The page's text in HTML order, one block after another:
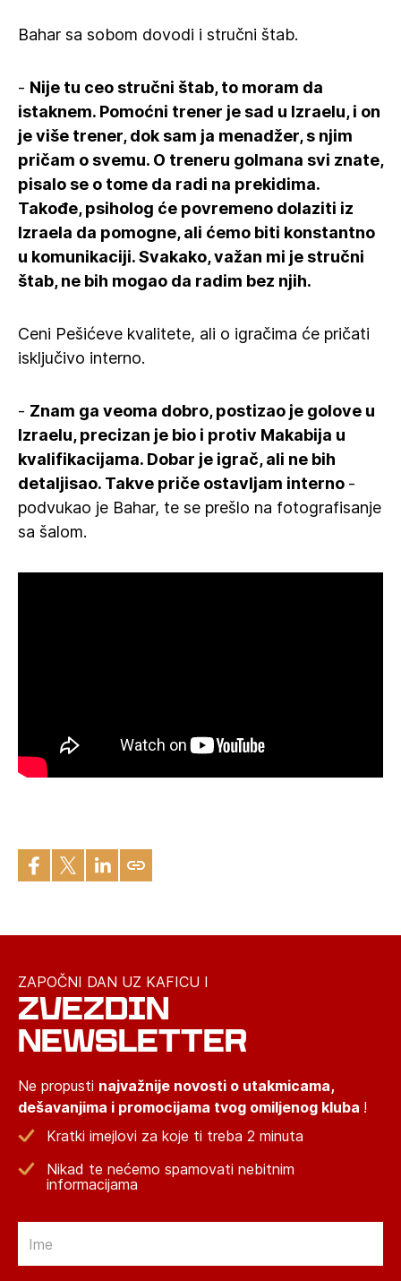
Bahar sa sobom dovodi i stručni štab.
- Nije tu ceo stručni štab, to moram da
istaknem. Pomoćni trener je sad u Izraelu, i on
je više trener, dok sam ja menadžer, s njim
pričam o svemu. O treneru golmana svi znate,
pisalo se o tome da radi na prekidima.
Takođe, psiholog će povremeno dolaziti iz
Izraela da pomogne, ali ćemo biti konstantno
u komunikaciji. Svakako, važan mi je stručni
štab, ne bih mogao da radim bez njih.
Ceni Pešićeve kvalitete, ali o igračima će pričati
isključivo interno.
- Znam ga veoma dobro, postizao je golove u
Izraelu, precizan je bio i protiv Makabija u
kvalifikacijama. Dobar je igrač, ali ne bih
detaljisao. Takve priče ostavljam interno -
podvukao je Bahar, te se prešlo na fotografisanje
sa šalom.
ZAPOČNI DAN UZ KAFICU I
ZVEZDIN
NEWSLETTER
Ne propusti najvažnije novosti o utakmicama,
dešavanjima i promocijama tvog omiljenog kluba !
Kratki imejlovi za koje ti treba 2 minuta
Nikad te nećemo spamovati nebitnim
informacijama